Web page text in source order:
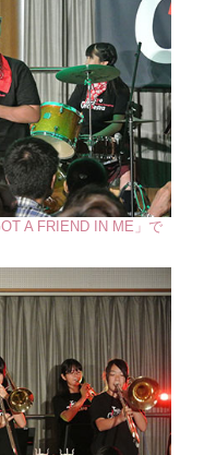
A FRIEND IN ME」で